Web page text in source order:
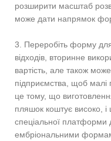
розширити масштаб
може дати напрямок
3. Переробіть форму
відходів, вторинне
вартість, але також
підприємства, щоб малі
це тому, що
пляшок коштує високо,
спеціальної платформи
ембріональними